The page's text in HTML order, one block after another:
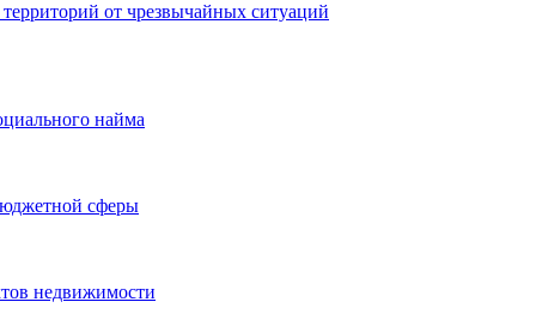
от чрезвычайных ситуаций
найма
сферы
недвижимости